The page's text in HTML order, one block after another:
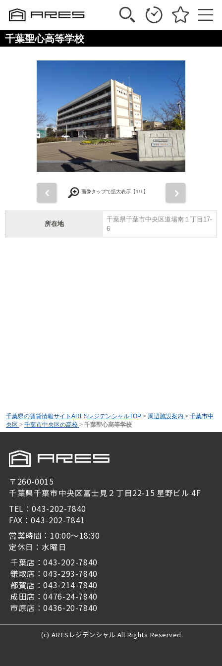
千葉聖心高等学校
画像タップで拡大表示【1/1】
所在地
千葉県千葉市中央区道場南１丁目17-
6
千葉県の賃貸情報サイトARESレジデンシャルTOP > 周辺施設案内 > 千葉市中
央区 > 千葉市中央区の高校 > 千葉聖心高等学校
〒260-0015
千葉県千葉市中央区富士見２丁目22-15 星野ビル 4F
TEL：043-202-7840
FAX：043-202-7841
営業時間：10:00～18:30
定休日：水曜日
千葉店：043-202-7840
鎌取店：043-293-7840
都賀店：043-214-7840
成田店：0476-24-7840
市原店：0436-20-7840
(c) ARESレジデンシャル All Rights Reserved.